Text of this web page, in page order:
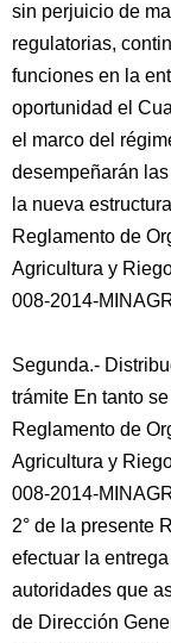
sin perjuicio de
regulatorias,
funciones en la
oportunidad el
el marco del
desempeñarán
la nueva
Reglamento de
Agricultura y
008-2014-
Segunda.-
trámite En tanto
Reglamento de
Agricultura y
008-2014-
2° de la presente
efectuar la
autoridades que
de Dirección